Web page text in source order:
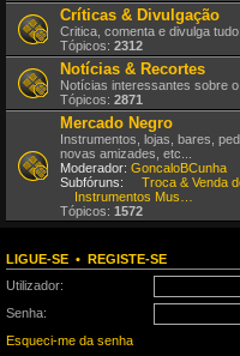
Críticas & Divulgação
Critica, comenta e divulga
Tópicos: 2312
Notícias & Recortes
Notícias interessantes sobre o
Tópicos: 2871
Mercado Negro
Instrumentos, lojas, bares,
novas amizades, etc...
Moderador: GoncaloBCunha
Subfóruns:
Tópicos: 1572
LIGUE-SE • REGISTE-SE
Utilizador:
Senha:
Esqueci-me da senha